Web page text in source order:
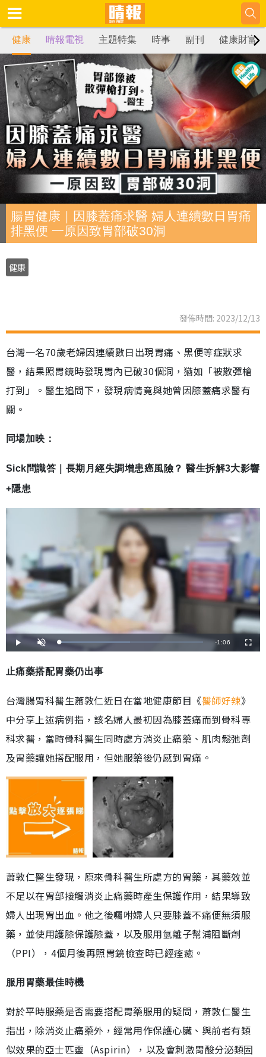
健康 晴報電視 主題特集 時事 副刊 健康財富
腸胃健康｜因膝蓋痛求醫 婦人連續數日胃痛
排黑便 一原因致胃部破30洞
健康
發佈時間: 2023/12/13
台灣一名70歲老婦因連續數日出現胃痛、黑便等症狀求
醫，結果照胃鏡時發現胃內已破30個洞，猶如「被散彈槍
打到」。醫生追問下，發現病情竟與她曾因膝蓋痛求醫有
關。
同場加映：
Sick問識答｜長期月經失調增患癌風險？ 醫生拆解3大影響
+隱患
播
放
開
啟
載
入
:
4
9
%
剩
間
-1:06
全
螢
止痛藥搭配胃藥仍出事
台灣腸胃科醫生蕭敦仁近日在當地健康節目《醫師好辣》
中分享上述病例指，該名婦人最初因為膝蓋痛而到骨科專
科求醫，當時骨科醫生同時處方消炎止痛藥、肌肉鬆弛劑
及胃藥讓她搭配服用，但她服藥後仍感到胃痛。
蕭敦仁醫生發現，原來骨科醫生所處方的胃藥，其藥效並
不足以在胃部接觸消炎止痛藥時產生保護作用，結果導致
婦人出現胃出血。他之後囑咐婦人只要膝蓋不痛便無須服
藥，並使用護膝保護膝蓋，以及服用氫離子幫浦阻斷劑
（PPI），4個月後再照胃鏡檢查時已經痊癒。
服用胃藥最佳時機
對於平時服藥是否需要搭配胃藥服用的疑問，蕭敦仁醫生
指出，除消炎止痛藥外，經常用作保護心臟、與前者有類
似效果的亞士匹靈（Aspirin），以及會刺激胃酸分泌類固